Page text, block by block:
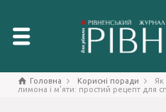
Головна Корисні поради
Як
лимона і м’яти: простий рецепт для